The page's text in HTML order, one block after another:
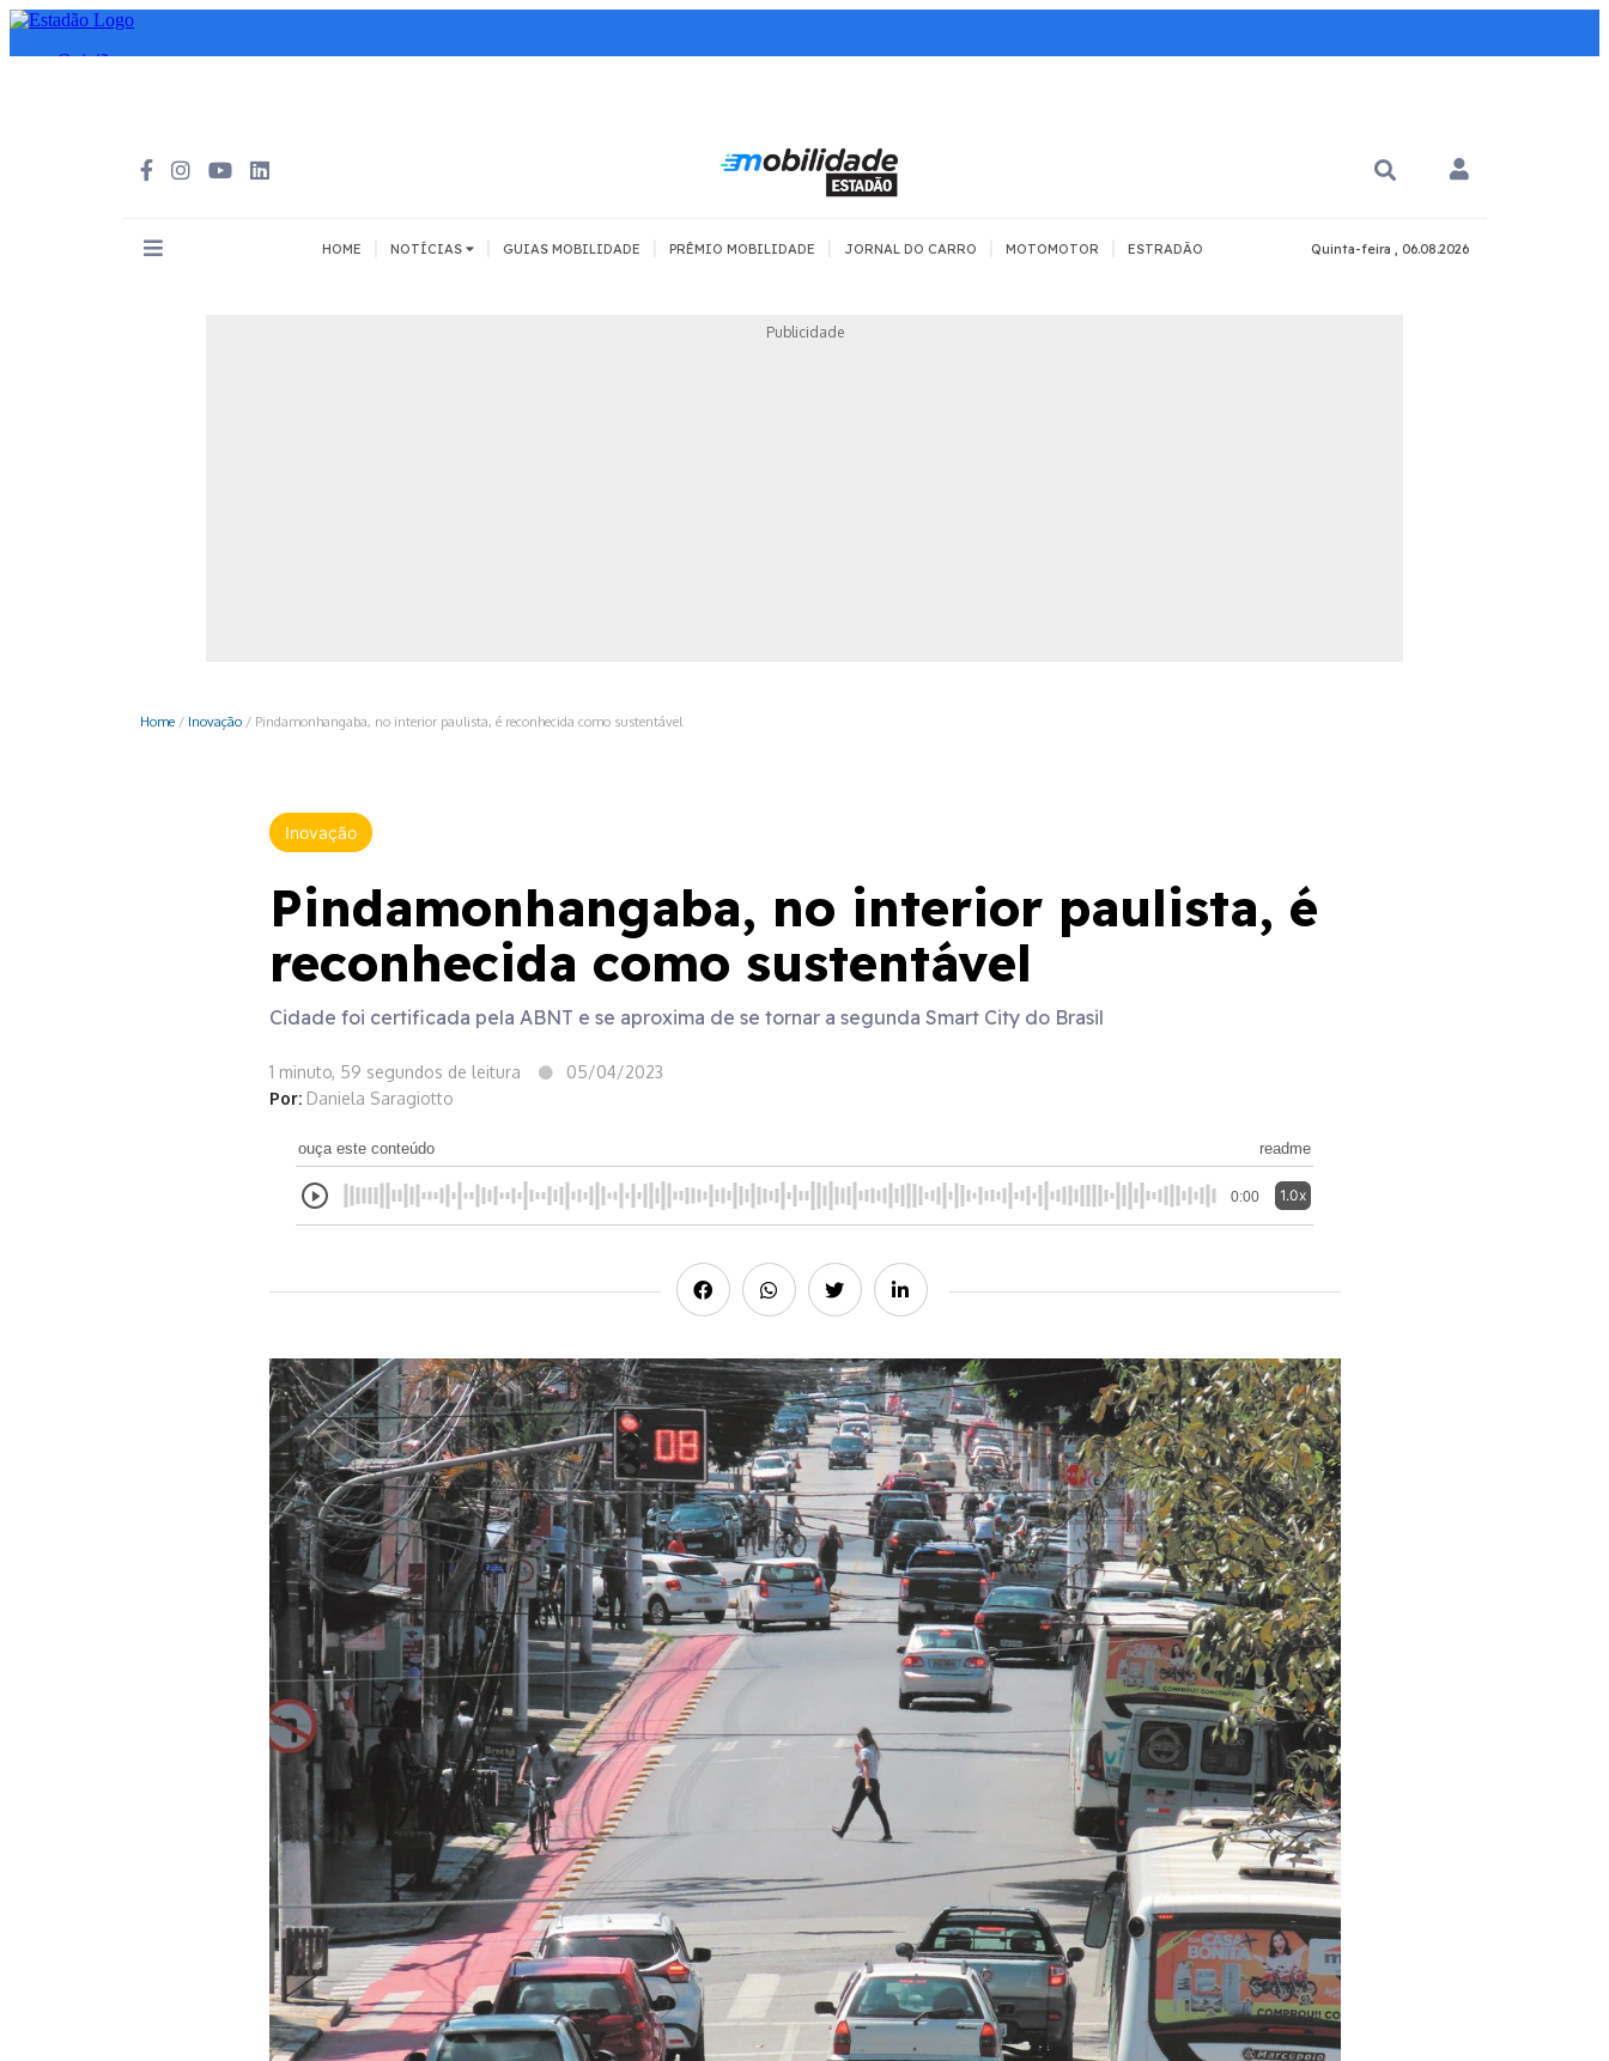
HOME NOTÍCIAS
Scooter elétrica
MOBILIDADE COM
SEGURANÇA
GUIAS MOBILIDADE PRÊMIO MOBILIDADE JORNAL DO CARRO MOTOMOTOR ESTRADÃO Quinta-feira , 06.08.2026
Publicidade
Home / Inovação / Pindamonhangaba, no interior paulista, é reconhecida como sustentável
Inovação
Pindamonhangaba, no interior paulista, é
reconhecida como sustentável
Cidade foi certificada pela ABNT e se aproxima de se tornar a segunda Smart City do Brasil
1 minuto, 59 segundos de leitura
05/04/2023
Por: Daniela Saragiotto
ouça este conteúdo readme
0:00 1.0x